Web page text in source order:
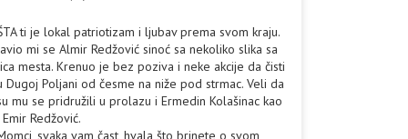
ti je lokal patriotizam i ljubav prema svom kraju.
mi se Almir Redžović sinoć sa nekoliko slika sa
mesta. Krenuo je bez poziva i neke akcije da čisti
Dugoj Poljani od česme na niže pod strmac. Veli da
mu se pridružili u prolazu i Ermedin Kolašinac kao
Redžović.
svaka vam čast, hvala što brinete o svom